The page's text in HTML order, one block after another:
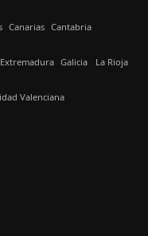
Canarias Cantabria
Extremadura Galicia La Rioja
Valenciana